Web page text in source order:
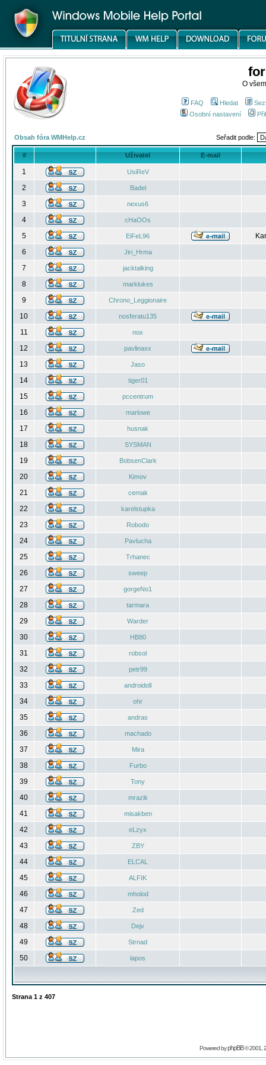
O
FAQ Hledat
Osobní nastavení
Obsah fóra WMHelp.cz Seřadit podle:
# Uživatel E-mail
1 UsiReV
2 Badel
3 nexus6
4 cHaOOs
5 EiFeL96
6
Jiri_Hrma
7 jacktalking
8 marklukes
9 Chrono_Leggionaire
10 nosferatu135
11 nox
12 pavlinaxx
13 Jaso
14 tiger01
15 pccentrum
16 marlowe
17 husnak
18 SYSMAN
19 BobsenClark
20 Kimov
21 cemak
22 karelstupka
23 Robodo
24 Pavlucha
25 Trhanec
26 sweep
27 gorgeNo1
28 tarmara
29 Warder
30 HB80
31 robsol
32 petr99
33 androidoll
34 ohr
35 andras
36 machado
37 Mira
38 Furbo
39 Tony
40 mrazik
41 misakben
42 eLzyx
43 ZBY
44 ELCAL
45 ALFIK
46 mholod
47 Zed
48 Dejv
49 Strnad
50 lapos
Strana 1 z 407
Powered byphpBB© 2001,